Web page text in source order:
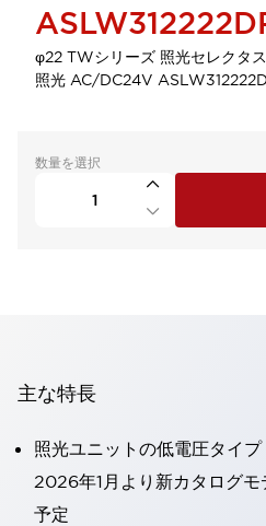
φ22 TWシリーズ 照光セレクタ
照光 AC/DC24V
数量を選択
主な特長
照光ユニットの低電圧タイ
2026年1月より新カタログモ
予定